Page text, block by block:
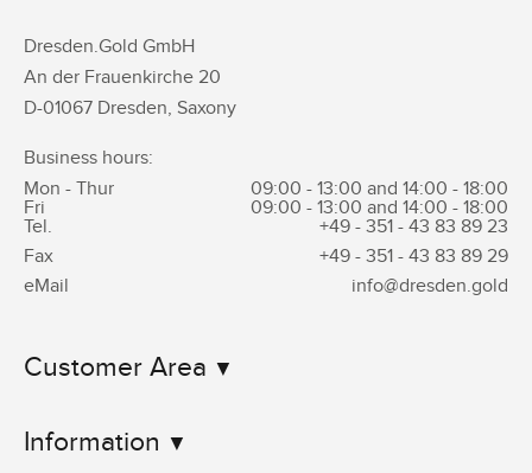
Dresden.Gold GmbH
An der Frauenkirche 20
D-01067 Dresden, Saxony
Business hours:
Mon - Thur
09:00 - 13:00 and 14:00 - 18:00
Fri
09:00 - 13:00 and 14:00 - 18:00
Tel.
+49 - 351 - 43 83 89 23
Fax
+49 - 351 - 43 83 89 29
eMail
info@dresden.gold
Customer Area
Information